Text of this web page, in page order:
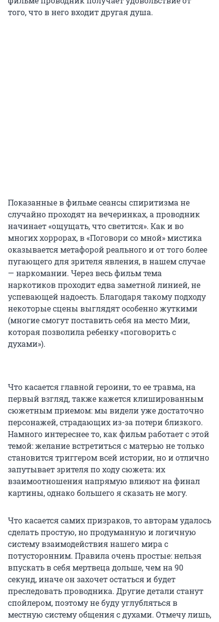
того, что в него входит другая душа.
Показанные в фильме сеансы спиритизма не
случайно проходят на вечеринках, а проводник
начинает «ощущать, что светится». Как и во
многих хоррорах, в «Поговори со мной» мистика
оказывается метафорой реального и от того более
пугающего для зрителя явления, в нашем случае
— наркомании. Через весь фильм тема
наркотиков проходит едва заметной линией, не
успевающей надоесть. Благодаря такому подходу
некоторые сцены выглядят особенно жуткими
(многие смогут поставить себя на место Мии,
которая позволила ребенку «поговорить с
духами»).
Что касается главной героини, то ее травма, на
первый взгляд, также кажется клишированным
сюжетным приемом: мы видели уже достаточно
персонажей, страдающих из-за потери близкого.
Намного интереснее то, как фильм работает с этой
темой: желание встретиться с матерью не только
становится триггером всей истории, но и отлично
запутывает зрителя по ходу сюжета: их
взаимоотношения напрямую влияют на финал
картины, однако большего я сказать не могу.
Что касается самих призраков, то авторам удалось
сделать простую, но продуманную и логичную
систему взаимодействия нашего мира с
потусторонним. Правила очень простые: нельзя
впускать в себя мертвеца дольше, чем на 90
секунд, иначе он захочет остаться и будет
преследовать проводника. Другие детали станут
спойлером, поэтому не буду углубляться в
местную систему общения с духами. Отмечу лишь,